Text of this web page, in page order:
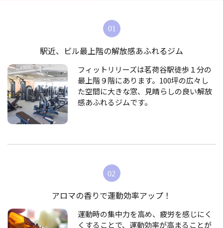
駅近、ビル最上階の解放感あふれるジム
フィットリリーズは茗荷谷駅徒歩１分の
最上階９階にあります。100坪の広々し
た空間に大きな窓、見晴らしの良い解放
感あふれるジムです。
アロマの香りで運動効率アップ！
運動時の集中力を高め、疲労を感じにく
くすることで、運動効率が高まることが